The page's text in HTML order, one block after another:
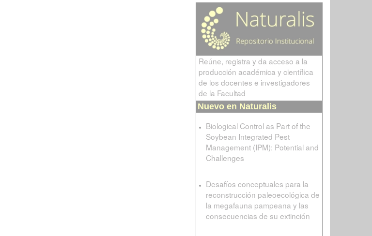
Reúne, registra y da acceso a la
producción académica y científica
de los docentes e investigadores
de la Facultad
Nuevo en Naturalis
Biological Control as Part of the
Soybean Integrated Pest
Management (IPM): Potential and
Challenges
Desafíos conceptuales para la
reconstrucción paleoecológica de
la megafauna pampeana y las
consecuencias de su extinción